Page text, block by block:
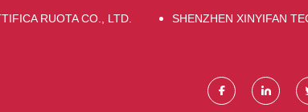
RUOTA CO., LTD. SHENZHEN XINYIFAN